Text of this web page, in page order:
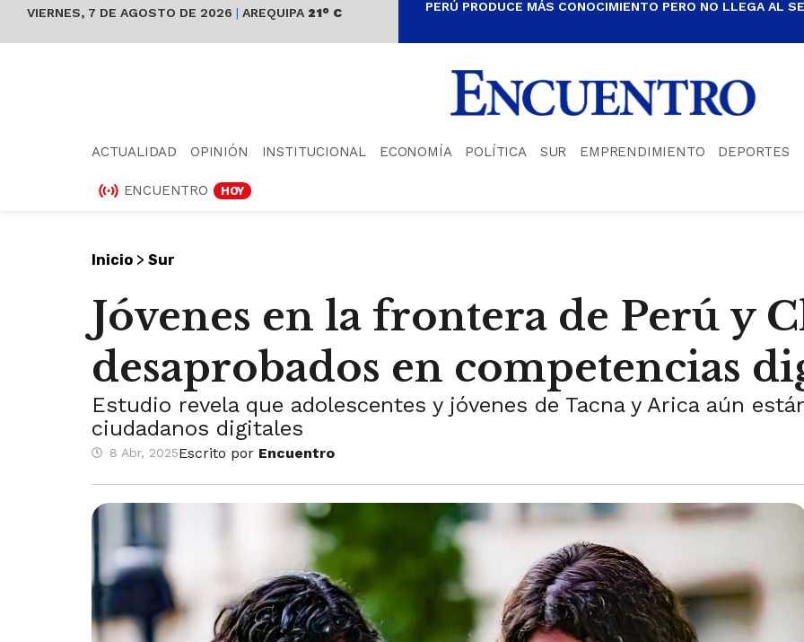
VIERNES, 7 DE AGOSTO DE 2026 | AREQUIPA 21° C PERÚ PRODUCE MÁS CONOCIMIENTO PERO NO LLEGA AL
ACTUALIDAD OPINIÓN INSTITUCIONAL ECONOMÍA POLÍTICA SUR EMPRENDIMIENTO DEPORTES
ENCUENTRO HOY
Inicio > Sur
Jóvenes en la frontera de Perú y
desaprobados en competencias
Estudio revela que adolescentes y jóvenes de Tacna y Arica aún
ciudadanos digitales
8 Abr, 2025Escrito por Encuentro